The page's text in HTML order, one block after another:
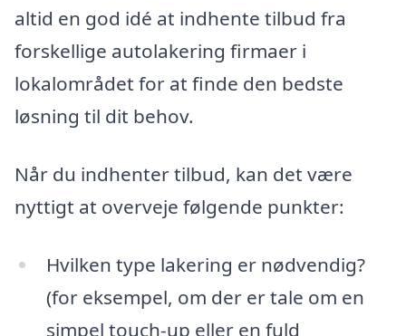
altid en god idé at indhente tilbud fra
forskellige autolakering firmaer i
lokalområdet for at finde den bedste
løsning til dit behov.
Når du indhenter tilbud, kan det være
nyttigt at overveje følgende punkter:
Hvilken type lakering er nødvendig?
(for eksempel, om der er tale om en
simpel touch-up eller en fuld